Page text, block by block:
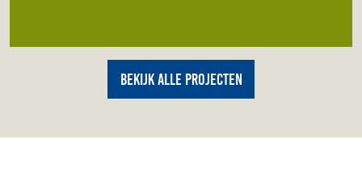
Bekijk alle projecten